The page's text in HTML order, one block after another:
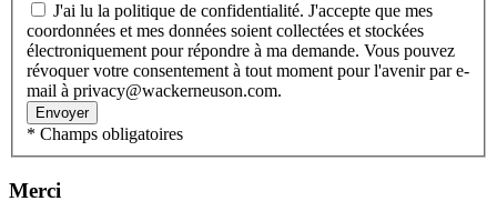
coordonnées et mes données soient collectées et stockées
électroniquement pour répondre à ma demande. Vous pouvez
révoquer votre consentement à tout moment pour l'avenir par e-
mail à privacy@wackerneuson.com.
Envoyer
* Champs obligatoires
Merci